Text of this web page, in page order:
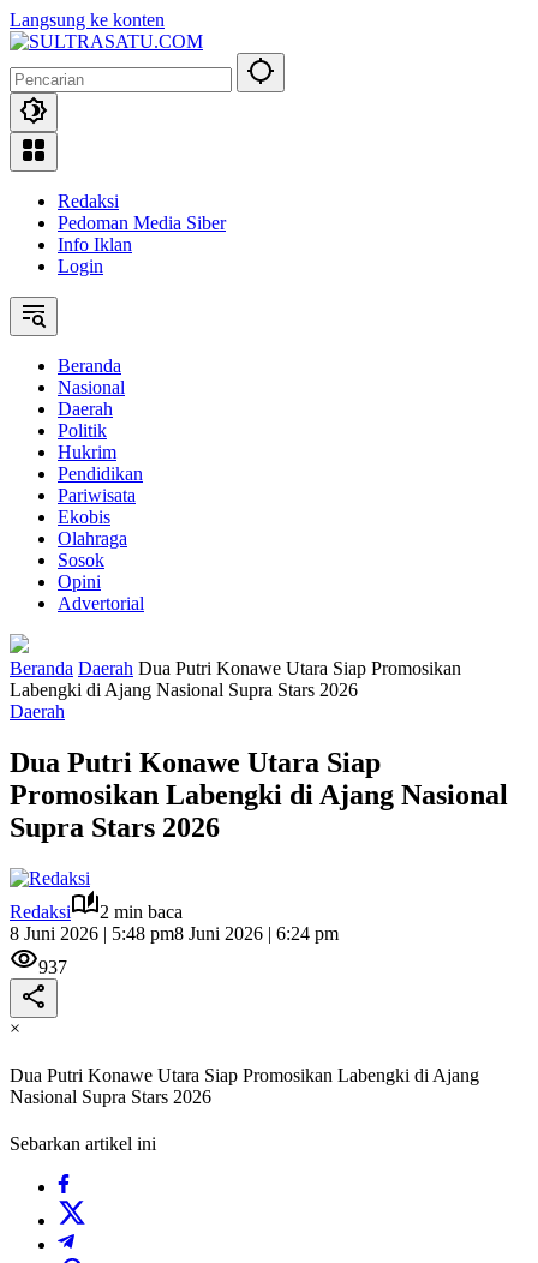
Langsung ke konten
Redaksi
Pedoman Media Siber
Info Iklan
Login
Beranda
Nasional
Daerah
Politik
Hukrim
Pendidikan
Pariwisata
Ekobis
Olahraga
Sosok
Opini
Advertorial
Beranda Daerah Dua Putri Konawe Utara Siap Promosikan
Labengki di Ajang Nasional Supra Stars 2026
Daerah
Dua Putri Konawe Utara Siap
Promosikan Labengki di Ajang Nasional
Supra Stars 2026
Redaksi
2 min baca
8 Juni 2026 | 5:48 pm8 Juni 2026 | 6:24 pm
937
×
Dua Putri Konawe Utara Siap Promosikan Labengki di Ajang
Nasional Supra Stars 2026
Sebarkan artikel ini